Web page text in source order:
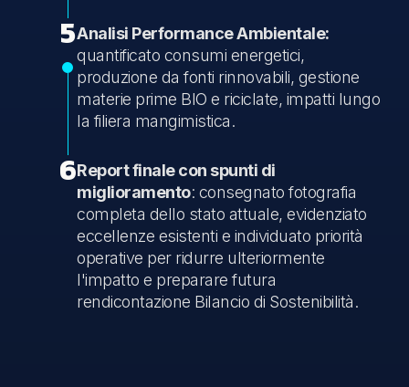
5Analisi Performance Ambientale:
quantificato consumi energetici,
produzione da fonti rinnovabili, gestione
materie prime BIO e riciclate, impatti lungo
la filiera mangimistica.
6Report finale con spunti di
miglioramento: consegnato fotografia
completa dello stato attuale, evidenziato
eccellenze esistenti e individuato priorità
operative per ridurre ulteriormente
l'impatto e preparare futura
rendicontazione Bilancio di Sostenibilità.